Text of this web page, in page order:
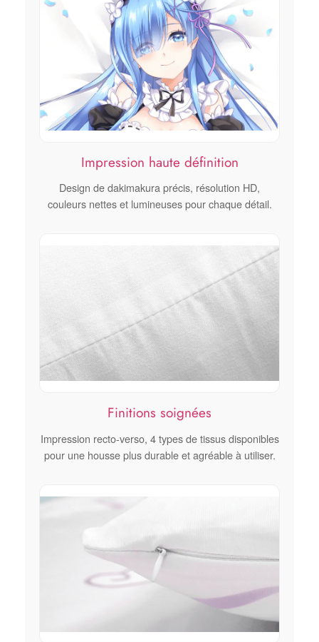
Impression haute définition
Design de dakimakura précis, résolution HD,
couleurs nettes et lumineuses pour chaque détail.
Finitions soignées
Impression recto-verso, 4 types de tissus disponibles
pour une housse plus durable et agréable à utiliser.